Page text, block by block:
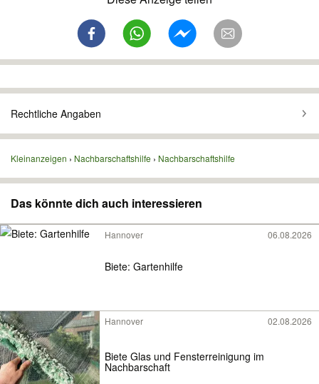
Rechtliche Angaben
Kleinanzeigen Nachbarschaftshilfe Nachbarschaftshilfe
Das könnte dich auch interessieren
Hannover 06.08.2026
Biete: Gartenhilfe
Hannover 02.08.2026
Biete Glas und Fensterreinigung im
Nachbarschaft